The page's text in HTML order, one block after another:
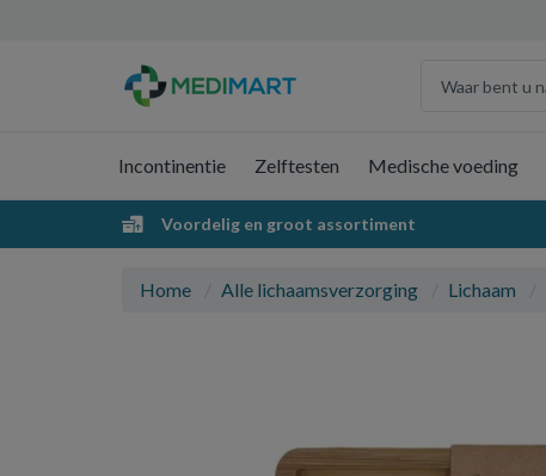
Incontinentie Zelftesten Medische voeding
Voordelig en groot assortiment
Home Alle lichaamsverzorging Lichaam